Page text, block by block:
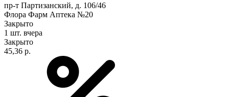
пр-т Партизанский, д. 106/46
Флора Фарм Аптека №20
Закрыто
1 шт. вчера
Закрыто
45,36 р.